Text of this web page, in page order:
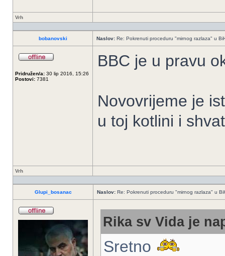
Vrh
bobanovski Naslov: Re: Pokrenuti proceduru "mirnog razlaza" u
Pridružen/a: 30 lip 2016, 15:26
Postovi: 7381
BBC je u pravu
Novovrijeme je
u toj kotlini i
Vrh
Glupi_bosanac Naslov: Re: Pokrenuti proceduru "mirnog razlaza" u
Rika sv Vida je
Sretno